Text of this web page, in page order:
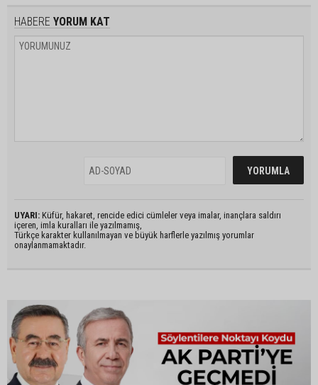
HABERE YORUM KAT
UYARI: Küfür, hakaret, rencide edici cümleler veya imalar, inançlara saldırı
içeren, imla kuralları ile yazılmamış,
Türkçe karakter kullanılmayan ve büyük harflerle yazılmış yorumlar
onaylanmamaktadır.